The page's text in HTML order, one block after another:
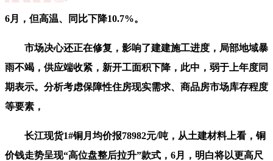
6月，但高温、同比下降10.7%。
市场决心还正在修复，影响了建建施工进度，局部地域暴
雨不竭，供应端收紧，新开工面积下降，此中，弱于上年度同
期表示。分析考虑保障性住房现实需求、商品房市场库存程度
等要素，
长江现货1#铜月均价报78982元/吨，从土建材料上看，铜
价钱走势呈现“高位盘整后拉升”款式，6月，明白将以更高尺